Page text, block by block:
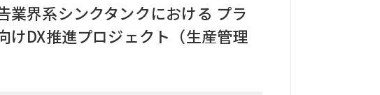
業界系シンクタンクにおける プラ
けDX推進プロジェクト（生産管理